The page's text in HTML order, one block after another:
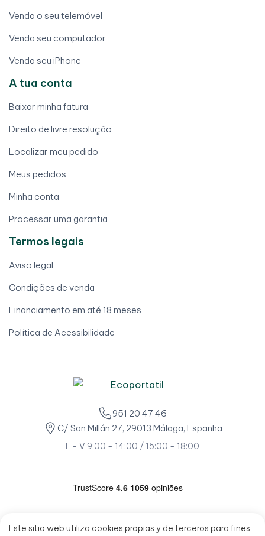
Este sitio web utiliza cookies propias y de terceros para fines
Venda o seu telemóvel
Venda seu computador
Venda seu iPhone
A tua conta
Baixar minha fatura
Direito de livre resolução
Localizar meu pedido
Meus pedidos
Minha conta
Processar uma garantia
Termos legais
Aviso legal
Condições de venda
Financiamento em até 18 meses
Política de Acessibilidade
951 20 47 46
C/ San Millán 27, 29013 Málaga, Espanha
L - V 9:00 - 14:00 / 15:00 - 18:00